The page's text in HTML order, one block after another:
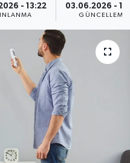
- 13:22 03.06.2026 -
GÜNCELLEME